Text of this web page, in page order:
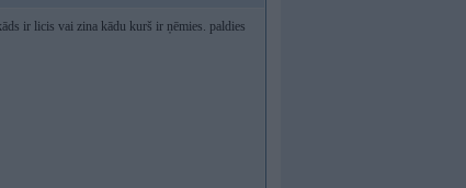
ir licis vai zina kādu kurš ir ņēmies. paldies